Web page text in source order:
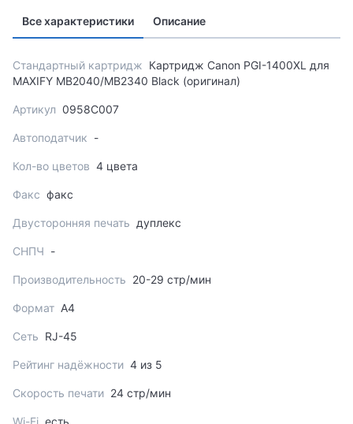
Все характеристики Описание
Стандартный картридж Картридж Canon PGI-1400XL для
MAXIFY МВ2040/МВ2340 Black (оригинал)
Артикул 0958C007
Автоподатчик -
Кол-во цветов 4 цвета
Факс факс
Двусторонняя печать дуплекс
СНПЧ -
Производительность 20-29 стр/мин
Формат A4
Сеть RJ-45
Рейтинг надёжности 4 из 5
Скорость печати 24 стр/мин